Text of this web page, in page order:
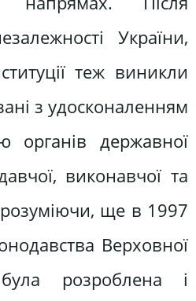
України,
теж виникли
з удосконаленням
органів державної
виконавчої та
розуміючи, ще в 1997
Верховної
розроблена і